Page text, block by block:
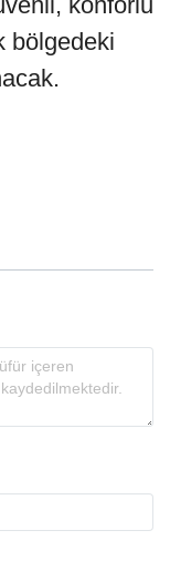
bölgedeki